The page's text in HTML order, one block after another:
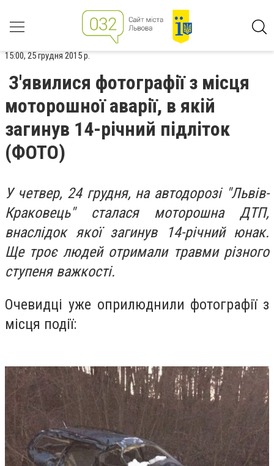
15:00, 25 грудня 2015 р.
З'явилися фотографії з місця
моторошної аварії, в якій
загинув 14-річний підліток
(ФОТО)
У четвер, 24 грудня, на автодорозі "Львів-
Краковець" сталася моторошна ДТП,
внаслідок якої загинув 14-річний юнак.
Ще троє людей отримали травми різного
ступеня важкості.
Очевидці уже оприлюднили фотографії з
місця події: